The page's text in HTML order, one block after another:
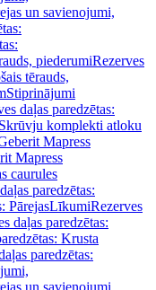
un savienojumi,
piederumiRezerves
tērauds,
Stiprinājumi
daļas paredzētas:
Skrūvju komplekti atloku
Mapress
Mapress
caurules
paredzētas:
PārejasLīkumiRezerves
daļas paredzētas:
Krusta
paredzētas:
un savienojumi,